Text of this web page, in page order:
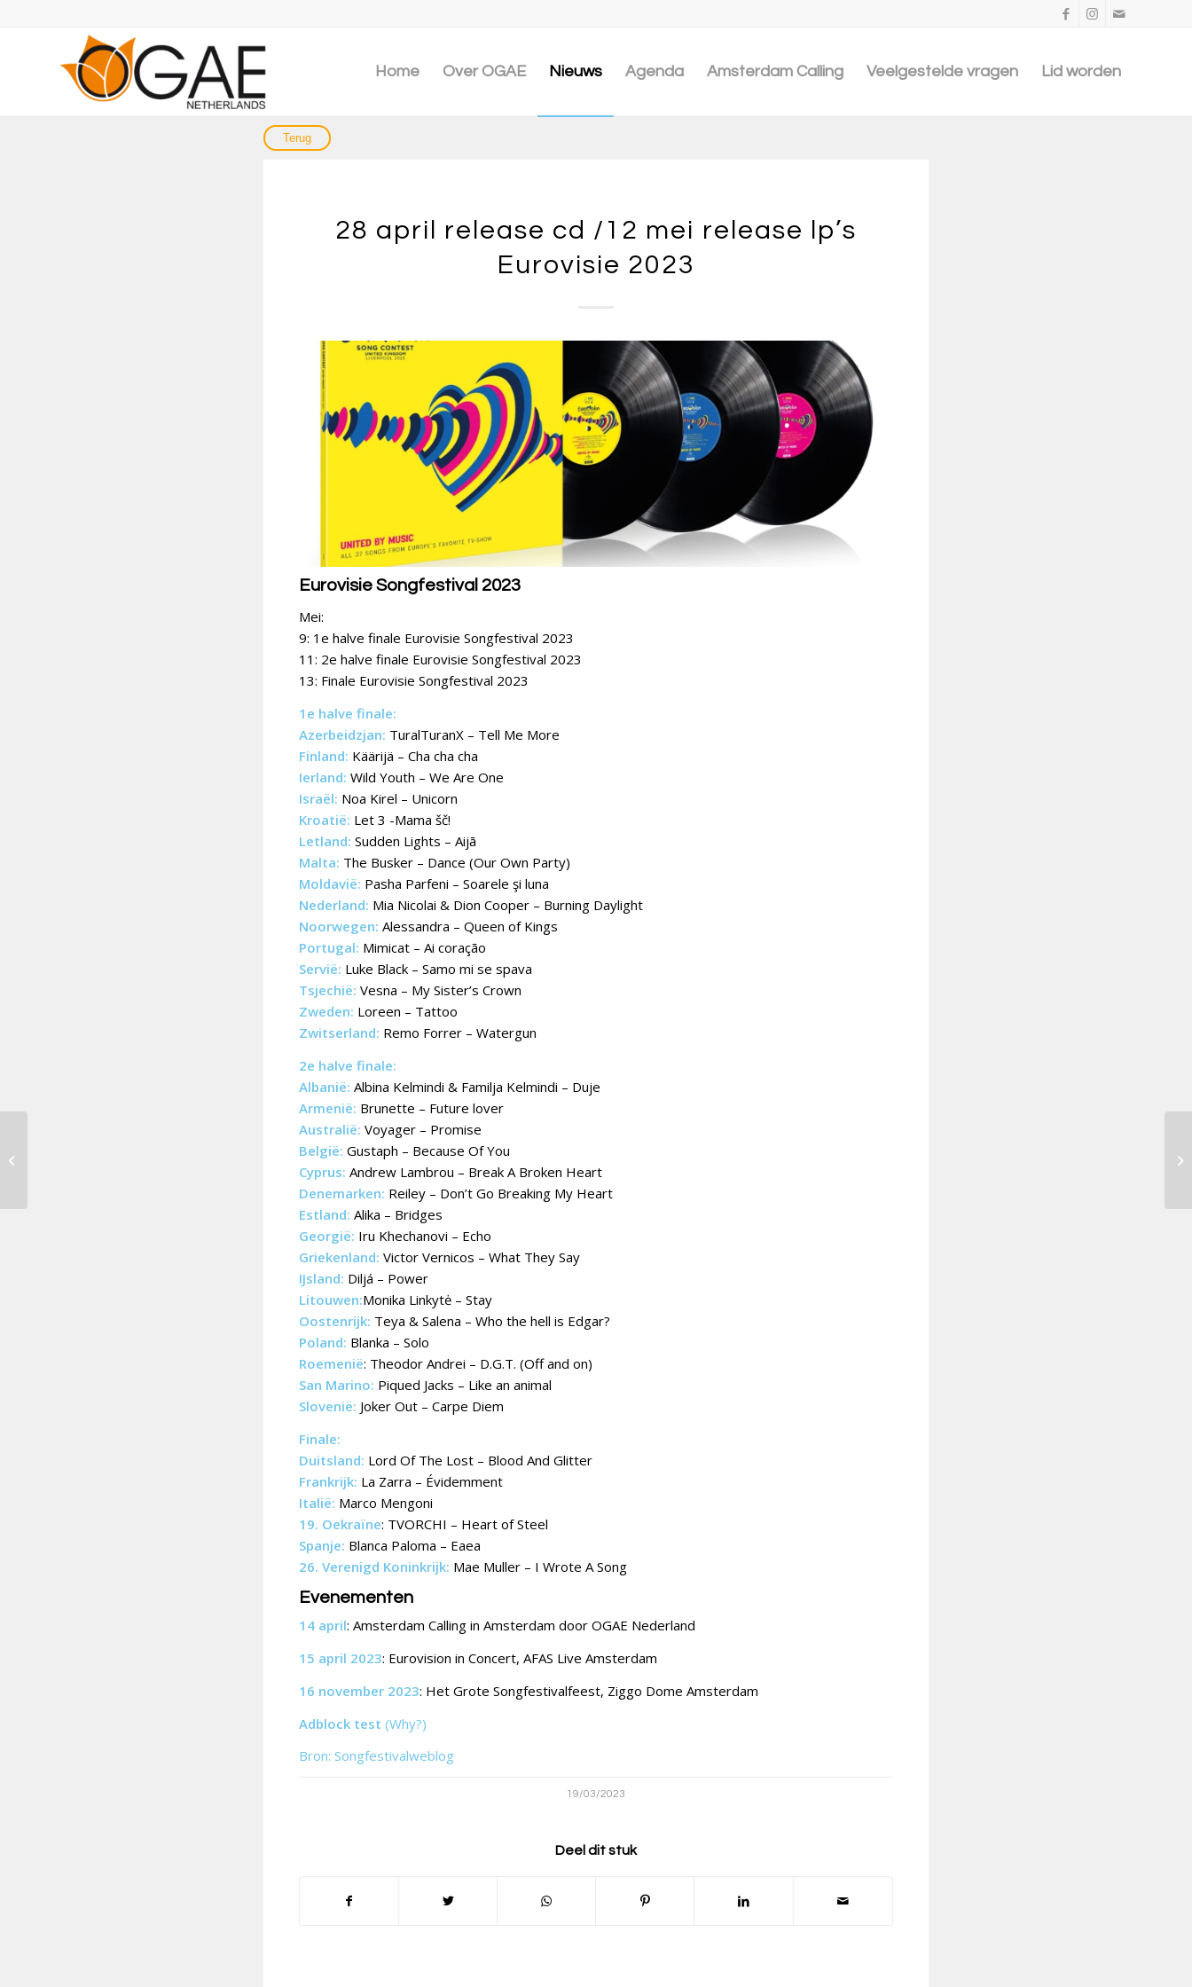
Home Over OGAE Nieuws Agenda Amsterdam Calling Veelgestelde vragen Lid worden
28 april release cd /12 mei release lp’s
Eurovisie 2023
Eurovisie Songfestival 2023
Mei:
9: 1e halve finale Eurovisie Songfestival 2023
11: 2e halve finale Eurovisie Songfestival 2023
13: Finale Eurovisie Songfestival 2023
1e halve finale:
Azerbeidzjan: TuralTuranX – Tell Me More
Finland: Käärijä – Cha cha cha
Ierland: Wild Youth – We Are One
Israël: Noa Kirel – Unicorn
Kroatië: Let 3 -Mama šč!
Letland: Sudden Lights – Aijā
Malta: The Busker – Dance (Our Own Party)
Moldavië: Pasha Parfeni – Soarele şi luna
Nederland: Mia Nicolai & Dion Cooper – Burning Daylight
Noorwegen: Alessandra – Queen of Kings
Portugal: Mimicat – Ai coração
Servië: Luke Black – Samo mi se spava
Tsjechië: Vesna – My Sister’s Crown
Zweden: Loreen – Tattoo
Zwitserland: Remo Forrer – Watergun
2e halve finale:
Albanië: Albina Kelmindi & Familja Kelmindi – Duje
Armenië: Brunette – Future lover
Australië: Voyager – Promise
België: Gustaph – Because Of You
Cyprus: Andrew Lambrou – Break A Broken Heart
Denemarken: Reiley – Don’t Go Breaking My Heart
Estland: Alika – Bridges
Georgië: Iru Khechanovi – Echo
Griekenland: Victor Vernicos – What They Say
IJsland: Diljá – Power
Litouwen:Monika Linkytė – Stay
Oostenrijk: Teya & Salena – Who the hell is Edgar?
Poland: Blanka – Solo
Roemenië: Theodor Andrei – D.G.T. (Off and on)
San Marino: Piqued Jacks – Like an animal
Slovenië: Joker Out – Carpe Diem
Finale:
Duitsland: Lord Of The Lost – Blood And Glitter
Frankrijk: La Zarra – Évidemment
Italië: Marco Mengoni
19. Oekraïne: TVORCHI – Heart of Steel
Spanje: Blanca Paloma – Eaea
26. Verenigd Koninkrijk: Mae Muller – I Wrote A Song
Evenementen
14 april: Amsterdam Calling in Amsterdam door OGAE Nederland
15 april 2023: Eurovision in Concert, AFAS Live Amsterdam
16 november 2023: Het Grote Songfestivalfeest, Ziggo Dome Amsterdam
Adblock test (Why?)
Bron: Songfestivalweblog
19/03/2023
Deel dit stuk